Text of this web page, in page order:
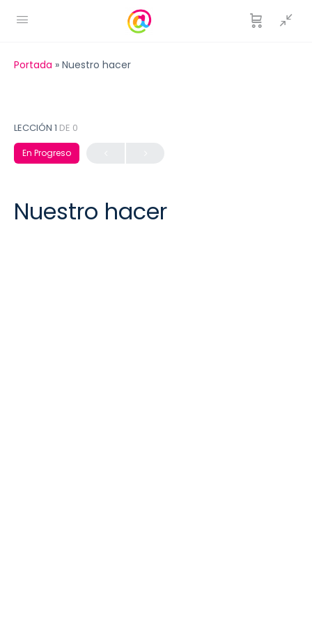
Portada » Nuestro hacer
LECCIÓN 1 DE 0
En Progreso
Nuestro hacer